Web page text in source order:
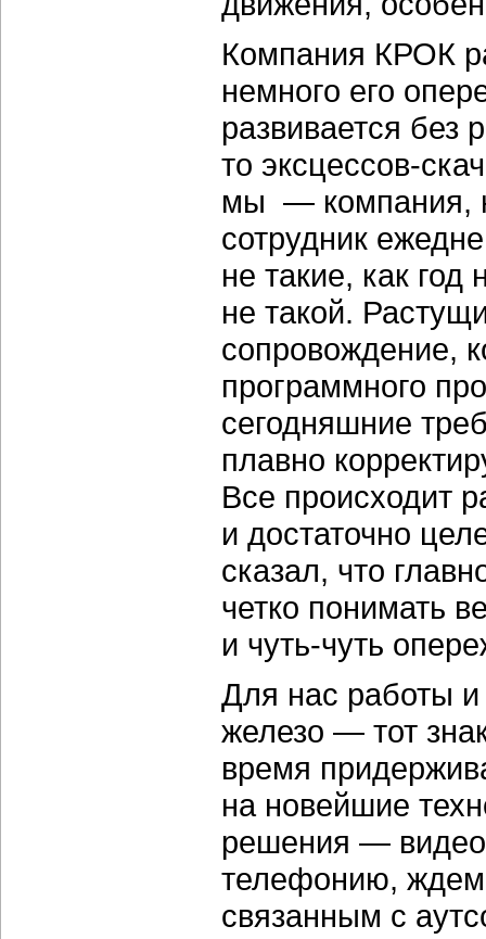
Компания КРОК
немного его
развивается без
то эксцессов-
мы — компания,
сотрудник
не такие, как год
не такой.
сопровождение,
программного
сегодняшние
плавно
Все происходит
и достаточно
сказал, что
четко понимать
и чуть-чуть
Для нас работы и
железо — тот
время
на новейшие
решения —
телефонию, ждем
связанным с